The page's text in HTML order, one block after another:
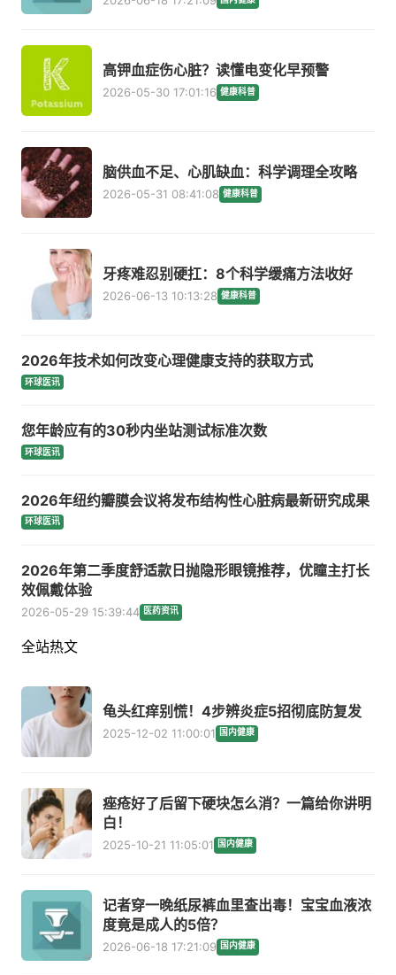
高钾血症伤心脏？读懂电变化早预警
2026-05-30 17:01:16 健康科普
脑供血不足、心肌缺血：科学调理全攻略
2026-05-31 08:41:08 健康科普
牙疼难忍别硬扛：8个科学缓痛方法收好
2026-06-13 10:13:28 健康科普
2026年技术如何改变心理健康支持的获取方式
环球医讯
您年龄应有的30秒内坐站测试标准次数
环球医讯
2026年纽约瓣膜会议将发布结构性心脏病最新研究成果
环球医讯
2026年第二季度舒适款日抛隐形眼镜推荐，优瞳主打长
效佩戴体验
2026-05-29 15:39:44 医药资讯
全站热文
龟头红痒别慌！4步辨炎症5招彻底防复发
2025-12-02 11:00:01 国内健康
痤疮好了后留下硬块怎么消？一篇给你讲明
白！
2025-10-21 11:05:01 国内健康
记者穿一晚纸尿裤血里查出毒！宝宝血液浓
度竟是成人的5倍？
2026-06-18 17:21:09 国内健康